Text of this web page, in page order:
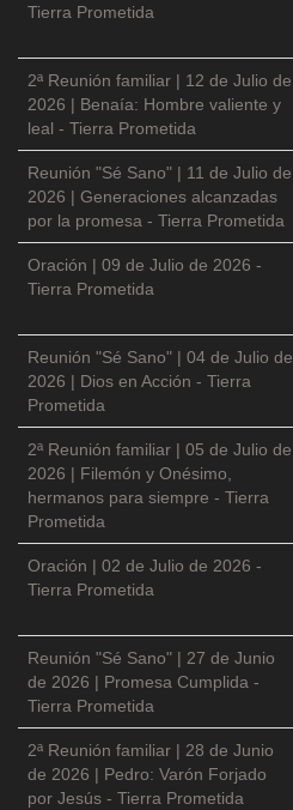
Tierra Prometida
2ª Reunión familiar | 12 de Julio de
2026 | Benaía: Hombre valiente y
leal - Tierra Prometida
Reunión "Sé Sano" | 11 de Julio de
2026 | Generaciones alcanzadas
por la promesa - Tierra Prometida
Oración | 09 de Julio de 2026 -
Tierra Prometida
Reunión "Sé Sano" | 04 de Julio de
2026 | Dios en Acción - Tierra
Prometida
2ª Reunión familiar | 05 de Julio de
2026 | Filemón y Onésimo,
hermanos para siempre - Tierra
Prometida
Oración | 02 de Julio de 2026 -
Tierra Prometida
Reunión "Sé Sano" | 27 de Junio
de 2026 | Promesa Cumplida -
Tierra Prometida
2ª Reunión familiar | 28 de Junio
de 2026 | Pedro: Varón Forjado
por Jesús - Tierra Prometida